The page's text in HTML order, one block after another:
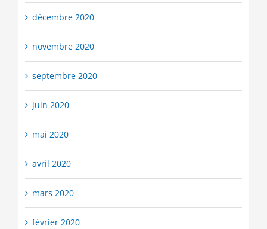
décembre 2020
novembre 2020
septembre 2020
juin 2020
mai 2020
avril 2020
mars 2020
février 2020